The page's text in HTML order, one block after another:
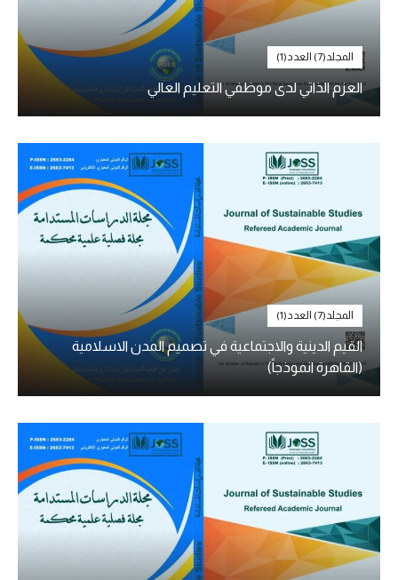
المجلد(7) العدد(1)
العزم الذاتي لدى موظفي التعليم العالي
المجلد(7) العدد(1)
القيم الدينية والاجتماعية في تصميم المدن الاسلامية
(القاهرة انموذجاً)